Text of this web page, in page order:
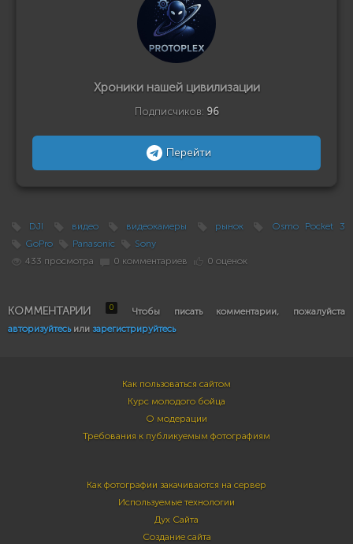
Хроники нашей цивилизации
Подписчиков: 96
Перейти
DJI видео видеокамеры рынок
Osmo Pocket 3
GoPro
Panasonic
Sony
433 просмотра
0 комментариев 0 оценок
КОММЕНТАРИИ 0
Чтобы писать комментарии, пожалуйста
авторизуйтесьили зарегистрируйтесь
Как пользоваться сайтом
Курс молодого бойца
О модерации
Требования к публикуемым фотографиям
Как фотографии закачиваются на сервер
Используемые технологии
Дух Сайта
Создание сайта